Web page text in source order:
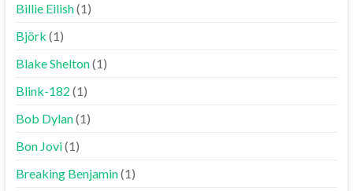
Billie Eilish(1)
Björk (1)
Blake Shelton(1)
Blink-182 (1)
Bob Dylan(1)
Bon Jovi(1)
Breaking Benjamin(1)